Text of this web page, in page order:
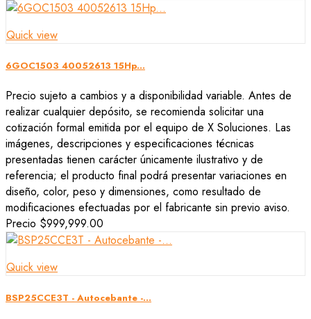
Quick view
6GOC1503 40052613 15Hp...
Precio sujeto a cambios y a disponibilidad variable. Antes de
realizar cualquier depósito, se recomienda solicitar una
cotización formal emitida por el equipo de X Soluciones. Las
imágenes, descripciones y especificaciones técnicas
presentadas tienen carácter únicamente ilustrativo y de
referencia; el producto final podrá presentar variaciones en
diseño, color, peso y dimensiones, como resultado de
modificaciones efectuadas por el fabricante sin previo aviso.
Precio $999,999.00
Quick view
BSP25CCE3T - Autocebante -...